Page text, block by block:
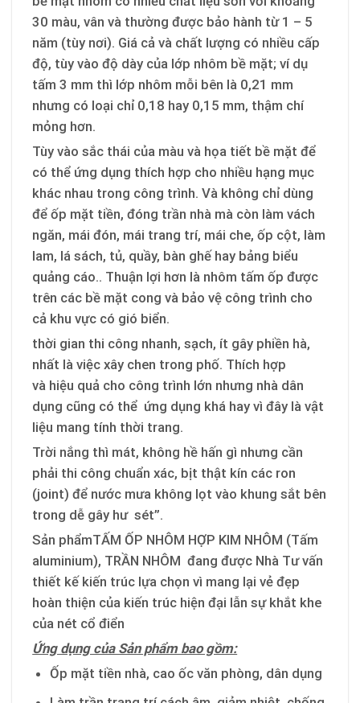
30 màu, vân và thường được bảo hành từ 1 – 5
năm (tùy nơi). Giá cả và chất lượng có nhiều cấp
độ, tùy vào độ dày của lớp nhôm bề mặt; ví dụ
tấm 3 mm thì lớp nhôm mỗi bên là 0,21 mm
nhưng có loại chỉ 0,18 hay 0,15 mm, thậm chí
mỏng hơn.
Tùy vào sắc thái của màu và họa tiết bề mặt để
có thể ứng dụng thích hợp cho nhiều hạng mục
khác nhau trong công trình. Và không chỉ dùng
để ốp mặt tiền, đóng trần nhà mà còn làm vách
ngăn, mái đón, mái trang trí, mái che, ốp cột, làm
lam, lá sách, tủ, quầy, bàn ghế hay bảng biểu
quảng cáo.. Thuận lợi hơn là nhôm tấm ốp được
trên các bề mặt cong và bảo vệ công trình cho
cả khu vực có gió biển.
thời gian thi công nhanh, sạch, ít gây phiền hà,
nhất là việc xây chen trong phố. Thích hợp
và hiệu quả cho công trình lớn nhưng nhà dân
dụng cũng có thể ứng dụng khá hay vì đây là vật
liệu mang tính thời trang.
Trời nắng thì mát, không hề hấn gì nhưng cần
phải thi công chuẩn xác, bịt thật kín các ron
(joint) để nước mưa không lọt vào khung sắt bên
trong dễ gây hư sét”.
Sản phẩmTẤM ỐP NHÔM HỢP KIM NHÔM (Tấm
aluminium), TRẦN NHÔM đang được Nhà Tư vấn
thiết kế kiến trúc lựa chọn vì mang lại vẻ đẹp
hoàn thiện của kiến trúc hiện đại lẫn sự khắt khe
của nét cổ điển
Ứng dụng của Sản phẩm bao gồm:
Ốp mặt tiền nhà, cao ốc văn phòng, dân dụng